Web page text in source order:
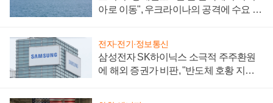
아로 이동", 우크라이나의 공격에 수요 늘
전자·전기·정보통신
삼성전자 SK하이닉스 소극적 주주환원
에 해외 증권가 비판, "반도체 호황 지속